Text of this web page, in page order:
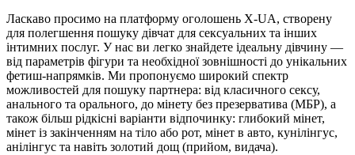
Ласкаво просимо на платформу оголошень X-UA, створену
для полегшення пошуку дівчат для сексуальних та інших
інтимних послуг. У нас ви легко знайдете ідеальну дівчину —
від параметрів фігури та необхідної зовнішності до унікальних
фетиш-напрямків. Ми пропонуємо широкий спектр
можливостей для пошуку партнера: від класичного сексу,
анального та орального, до мінету без презерватива (МБР), а
також більш рідкісні варіанти відпочинку: глибокий мінет,
мінет із закінченням на тіло або рот, мінет в авто, кунілінгус,
анілінгус та навіть золотий дощ (прийом, видача).